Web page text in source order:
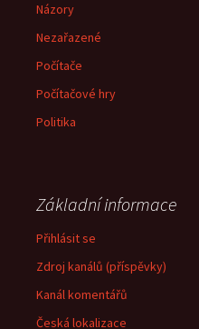
Názory
Nezařazené
Počítače
Počítačové hry
Politika
Základní informace
Přihlásit se
Zdroj kanálů (příspěvky)
Kanál komentářů
Česká lokalizace